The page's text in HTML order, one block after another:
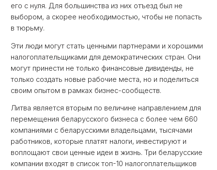
его с нуля. Для большинства из них отъезд был не
выбором, а скорее необходимостью, чтобы не попасть
в тюрьму.
Эти люди могут стать ценными партнерами и хорошими
налогоплательщиками для демократических стран. Они
могут принести не только финансовые дивиденды, не
только создать новые рабочие места, но и поделиться
своим опытом в рамках бизнес-сообществ.
Литва является вторым по величине направлением для
перемещения беларусского бизнеса с более чем 660
компаниями с беларусскими владельцами, тысячами
работников, которые платят налоги, инвестируют и
воплощают свои ценные идеи в жизнь. Три беларусские
компании входят в список топ-10 налогоплательщиков